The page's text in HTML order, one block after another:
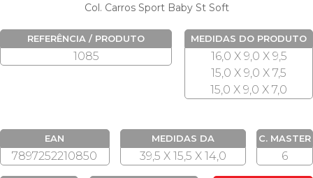
Col. Carros Sport Baby St Soft
REFERÊNCIA / PRODUTO
1085
MEDIDAS DO PRODUTO
16,0 X 9,0 X 9,5
15,0 X 9,0 X 7,5
15,0 X 9,0 X 7,0
EAN
7897252210850
MEDIDAS DA
EMBALAGEM
39,5 X 15,5 X 14,0
C. MASTER
6